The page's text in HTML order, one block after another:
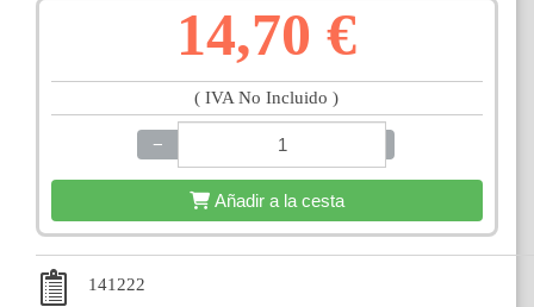
14,70 €
( IVA No Incluido )
−
Añadir a la cesta
141222